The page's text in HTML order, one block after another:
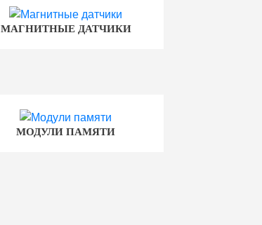
МАГНИТНЫЕ ДАТЧИКИ
МОДУЛИ ПАМЯТИ